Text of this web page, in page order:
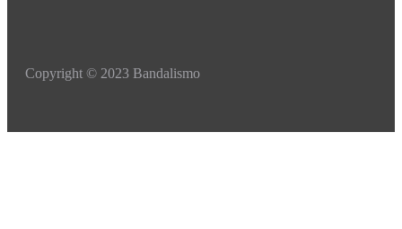
Copyright © 2023 Bandalismo